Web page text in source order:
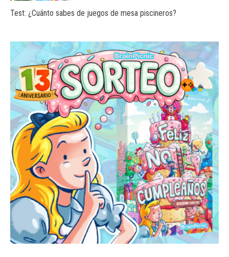
Test: ¿Cuánto sabes de juegos de mesa piscineros?